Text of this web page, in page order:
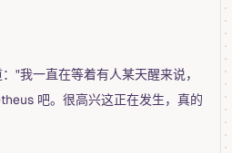
"我一直在等着有人某天醒来说，
吧。很高兴这正在发生，真的